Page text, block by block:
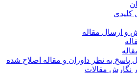
ارسال مقاله
به نظر داوران و مقاله اصلاح شده
مقالات